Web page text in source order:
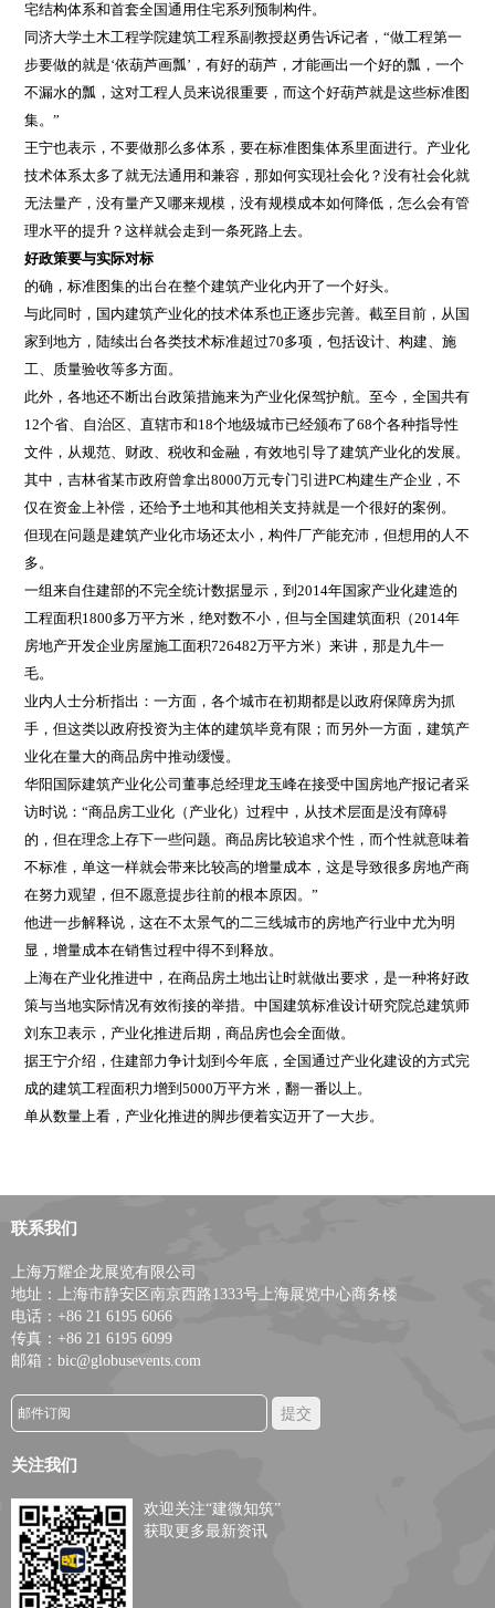
宅结构体系和首套全国通用住宅系列预制构件。
同济大学土木工程学院建筑工程系副教授赵勇告诉记者，“做工程第一
步要做的就是‘依葫芦画瓢’，有好的葫芦，才能画出一个好的瓢，一个
不漏水的瓢，这对工程人员来说很重要，而这个好葫芦就是这些标准图
集。”
王宁也表示，不要做那么多体系，要在标准图集体系里面进行。产业化
技术体系太多了就无法通用和兼容，那如何实现社会化？没有社会化就
无法量产，没有量产又哪来规模，没有规模成本如何降低，怎么会有管
理水平的提升？这样就会走到一条死路上去。
好政策要与实际对标
的确，标准图集的出台在整个建筑产业化内开了一个好头。
与此同时，国内建筑产业化的技术体系也正逐步完善。截至目前，从国
家到地方，陆续出台各类技术标准超过70多项，包括设计、构建、施
工、质量验收等多方面。
此外，各地还不断出台政策措施来为产业化保驾护航。至今，全国共有
12个省、自治区、直辖市和18个地级城市已经颁布了68个各种指导性
文件，从规范、财政、税收和金融，有效地引导了建筑产业化的发展。
其中，吉林省某市政府曾拿出8000万元专门引进PC构建生产企业，不
仅在资金上补偿，还给予土地和其他相关支持就是一个很好的案例。
但现在问题是建筑产业化市场还太小，构件厂产能充沛，但想用的人不
多。
一组来自住建部的不完全统计数据显示，到2014年国家产业化建造的
工程面积1800多万平方米，绝对数不小，但与全国建筑面积（2014年
房地产开发企业房屋施工面积726482万平方米）来讲，那是九牛一
毛。
业内人士分析指出：一方面，各个城市在初期都是以政府保障房为抓
手，但这类以政府投资为主体的建筑毕竟有限；而另外一方面，建筑产
业化在量大的商品房中推动缓慢。
华阳国际建筑产业化公司董事总经理龙玉峰在接受中国房地产报记者采
访时说：“商品房工业化（产业化）过程中，从技术层面是没有障碍
的，但在理念上存下一些问题。商品房比较追求个性，而个性就意味着
不标准，单这一样就会带来比较高的增量成本，这是导致很多房地产商
在努力观望，但不愿意提步往前的根本原因。”
他进一步解释说，这在不太景气的二三线城市的房地产行业中尤为明
显，增量成本在销售过程中得不到释放。
上海在产业化推进中，在商品房土地出让时就做出要求，是一种将好政
策与当地实际情况有效衔接的举措。中国建筑标准设计研究院总建筑师
刘东卫表示，产业化推进后期，商品房也会全面做。
据王宁介绍，住建部力争计划到今年底，全国通过产业化建设的方式完
成的建筑工程面积力增到5000万平方米，翻一番以上。
单从数量上看，产业化推进的脚步便着实迈开了一大步。
联系我们
上海万耀企龙展览有限公司
地址：上海市静安区南京西路1333号上海展览中心商务楼
电话：+86 21 6195 6066
传真：+86 21 6195 6099
邮箱：bic@globusevents.com
关注我们
欢迎关注“建微知筑”
获取更多最新资讯